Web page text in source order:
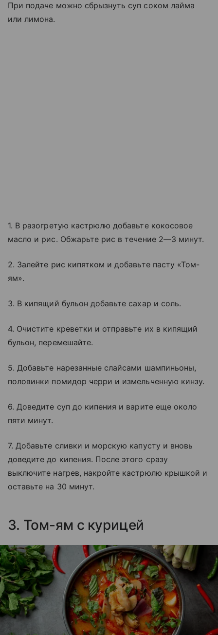
При подаче можно сбрызнуть суп соком лайма
или лимона.
1. В разогретую кастрюлю добавьте кокосовое
масло и рис. Обжарьте рис в течение 2—3 минут.
2. Залейте рис кипятком и добавьте пасту «Том-
ям».
3. В кипящий бульон добавьте сахар и соль.
4. Очистите креветки и отправьте их в кипящий
бульон, перемешайте.
5. Добавьте нарезанные слайсами шампиньоны,
половинки помидор черри и измельченную кинзу.
6. Доведите суп до кипения и варите еще около
пяти минут.
7. Добавьте сливки и морскую капусту и вновь
доведите до кипения. После этого сразу
выключите нагрев, накройте кастрюлю крышкой и
оставьте на 30 минут.
3. Том-ям с курицей